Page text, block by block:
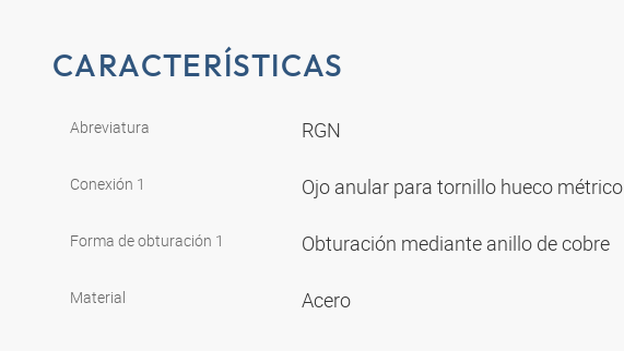
CARACTERÍSTICAS
Abreviatura RGN
Conexión 1 Ojo anular para tornillo hueco métrico
Forma de obturación 1 Obturación mediante anillo de cobre
Material Acero